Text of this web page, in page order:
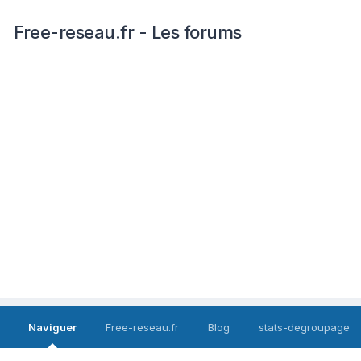
Free-reseau.fr - Les forums
Naviguer Free-reseau.fr Blog stats-degroupage